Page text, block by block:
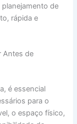
de
rápida e
Antes de
é essencial
para o
o espaço físico,